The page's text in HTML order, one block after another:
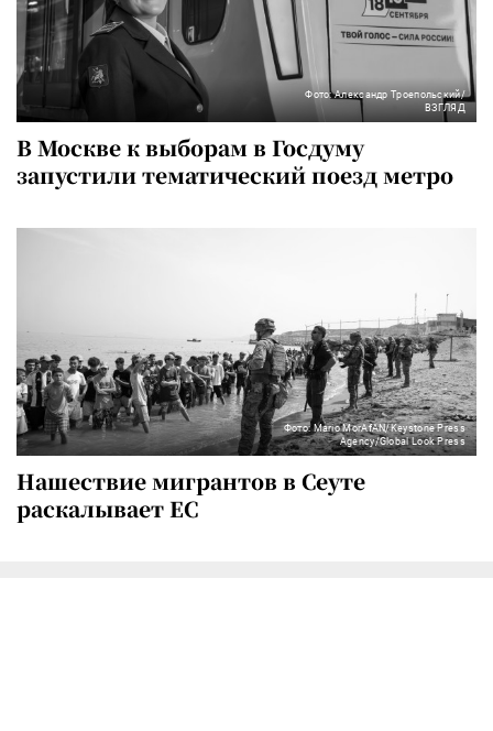
Фото: Александр Троепольский/
ВЗГЛЯД
В Москве к выборам в Госдуму
запустили тематический поезд метро
Фото: Mario MorAfAN/Keystone Press
Agency/Global Look Press
Нашествие мигрантов в Сеуте
раскалывает ЕС